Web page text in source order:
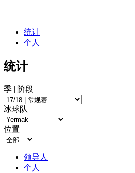
统计
个人
统计
季 | 阶段
冰球队
位置
领导人
个人